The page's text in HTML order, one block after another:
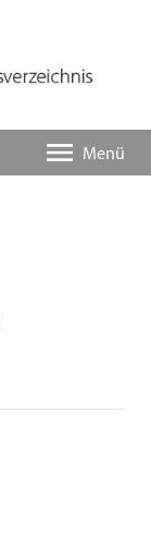
Menü